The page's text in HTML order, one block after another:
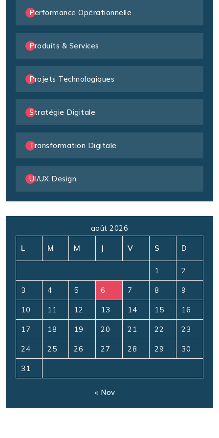
Performance Opérationnelle
Produits & Services
Projets Technologiques
Stratégie Digitale
Transformation Digitale
UI/UX Design
août 2026
L M M J V S D
1 2
3 4 5 6 7 8 9
10 11 12 13 14 15 16
17 18 19 20 21 22 23
24 25 26 27 28 29 30
31
« Nov